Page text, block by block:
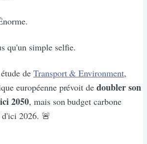
qu'un simple selfie.
de Transport & Environment,
européenne prévoit dedoubler son
2050, mais son budget carbone
d'ici 2026. 🚨